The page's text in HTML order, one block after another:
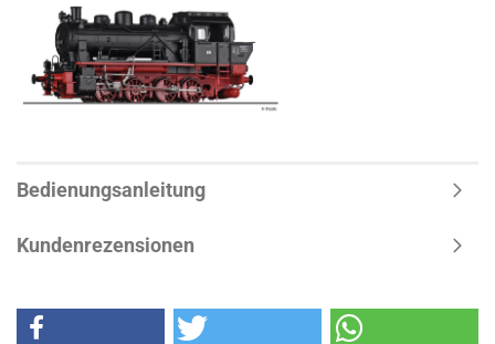
Bedienungsanleitung
Kundenrezensionen